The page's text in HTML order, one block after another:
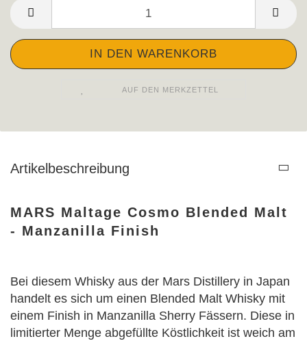
AUF DEN MERKZETTEL
Artikelbeschreibung
MARS Maltage Cosmo Blended Malt
- Manzanilla Finish
Bei diesem Whisky aus der Mars Distillery in Japan
handelt es sich um einen Blended Malt Whisky mit
einem Finish in Manzanilla Sherry Fässern. Diese in
limitierter Menge abgefüllte Köstlichkeit ist weich am